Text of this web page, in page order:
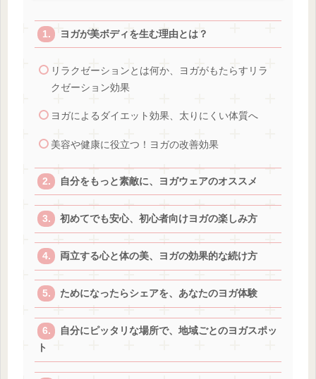
ヨガが美ボディを生む理由とは？
リラクゼーションとは何か、ヨガがもたらすリラ
クゼーション効果
ヨガによるダイエット効果、太りにくい体質へ
美容や健康に役立つ！ヨガの改善効果
自分をもっと素敵に、ヨガウェアのオススメ
初めてでも安心、初心者向けヨガの楽しみ方
両立する心と体の美、ヨガの効果的な続け方
ためになったらシェアを、あなたのヨガ体験
自分にピッタリな場所で、地域ごとのヨガスポッ
ト